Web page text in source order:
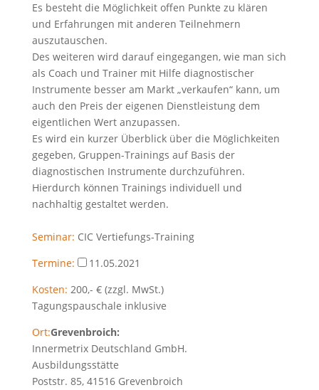
Es besteht die Möglichkeit offen Punkte zu klären
und Erfahrungen mit anderen Teilnehmern
auszutauschen.
Des weiteren wird darauf eingegangen, wie man sich
als Coach und Trainer mit Hilfe diagnostischer
Instrumente besser am Markt „verkaufen“ kann, um
auch den Preis der eigenen Dienstleistung dem
eigentlichen Wert anzupassen.
Es wird ein kurzer Überblick über die Möglichkeiten
gegeben, Gruppen-Trainings auf Basis der
diagnostischen Instrumente durchzuführen.
Hierdurch können Trainings individuell und
nachhaltig gestaltet werden.
Seminar: CIC Vertiefungs-Training
Termine:
11.05.2021
Kosten: 200,- € (zzgl. MwSt.)
Tagungspauschale inklusive
Ort:Grevenbroich:
Innermetrix Deutschland GmbH.
Ausbildungsstätte
Poststr. 85, 41516 Grevenbroich